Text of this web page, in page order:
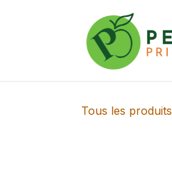
Tous les produits